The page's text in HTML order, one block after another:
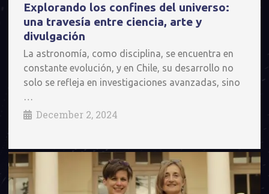
Explorando los confines del universo:
una travesía entre ciencia, arte y
divulgación
La astronomía, como disciplina, se encuentra en
constante evolución, y en Chile, su desarrollo no
solo se refleja en investigaciones avanzadas, sino
…
December 2, 2024